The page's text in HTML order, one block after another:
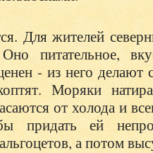
Для жителей
питательное,
- из него делают
Моряки
от холода и
придать ей
а потом